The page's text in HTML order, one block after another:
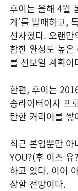
후이는 올해 4월
게’를 발매하고,
선사했다. 오랜
함한 완성도 높
를 선보일 계획이
한편, 후이는
송라이터이자 프
탄한 커리어를 쌓
최근 본업뿐만 아
YOU?(후 이즈 유
하고 있다. 이어
장할 전망이다.